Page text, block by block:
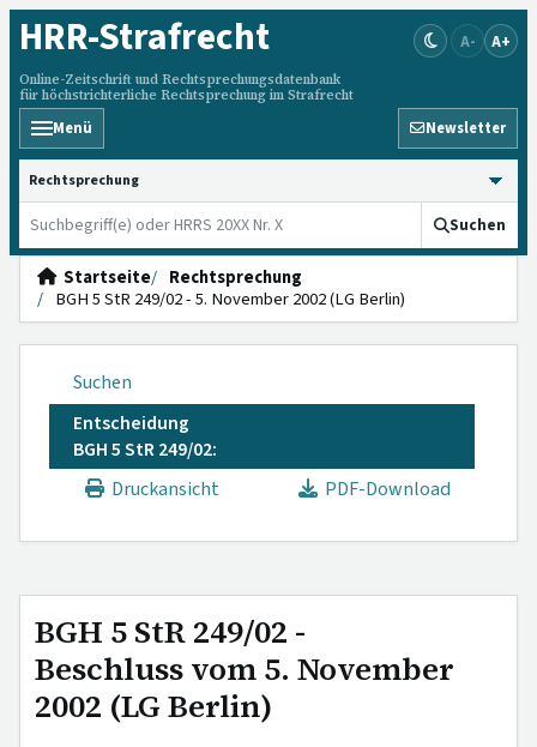
HRR-Strafrecht
Online-Zeitschrift und Rechtsprechungsdatenbank
für höchstrichterliche Rechtsprechung im Strafrecht
A- A+
Menü Newsletter
HRRS durchsuchen
Suchen
Startseite
Rechtsprechung
BGH 5 StR 249/02 - 5. November 2002 (LG Berlin)
Suchen
Entscheidung
BGH 5 StR 249/02:
Druckansicht
PDF-Download
BGH 5 StR 249/02 -
Beschluss vom 5. November
2002 (LG Berlin)